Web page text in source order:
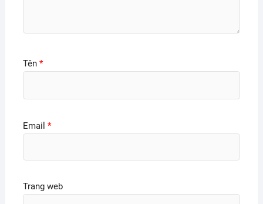
Tên *
Email *
Trang web